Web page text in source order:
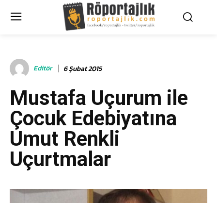
Editör 6 Şubat 2015
Mustafa Uçurum ile
Çocuk Edebiyatına
Umut Renkli
Uçurtmalar